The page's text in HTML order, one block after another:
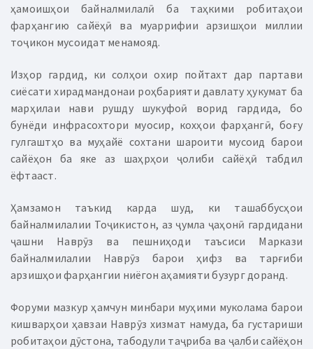
ҳамоишҳои байналмилалӣ ба таҳкими робитаҳои
фарҳангию сайёҳӣ ва муаррифии арзишҳои миллии
тоҷикон мусоидат менамояд.
Изҳор гардид, ки солҳои охир пойтахт дар партави
сиёсати хирадмандонаи роҳбарияти давлату ҳукумат ба
марҳилаи нави рушду шукуфоӣ ворид гардида, бо
бунёди инфрасохтори муосир, кохҳои фарҳангӣ, боғу
гулгаштҳо ва муҳайё сохтани шароити мусоид барои
сайёҳон ба яке аз шаҳрҳои ҷолиби сайёҳӣ табдил
ёфтааст.
Ҳамзамон таъкид карда шуд, ки ташаббусҳои
байналмилалии Тоҷикистон, аз ҷумла ҷаҳонӣ гардидани
ҷашни Наврӯз ва пешниҳоди таъсиси Маркази
байналмилалии Наврӯз барои ҳифз ва тарғиби
арзишҳои фарҳангии ниёгон аҳамияти бузург доранд.
Форуми мазкур ҳамчун минбари муҳими муколама барои
кишварҳои ҳавзаи Наврӯз хизмат намуда, ба густариши
робитаҳои дӯстона, табодули таҷриба ва ҷалби сайёҳон